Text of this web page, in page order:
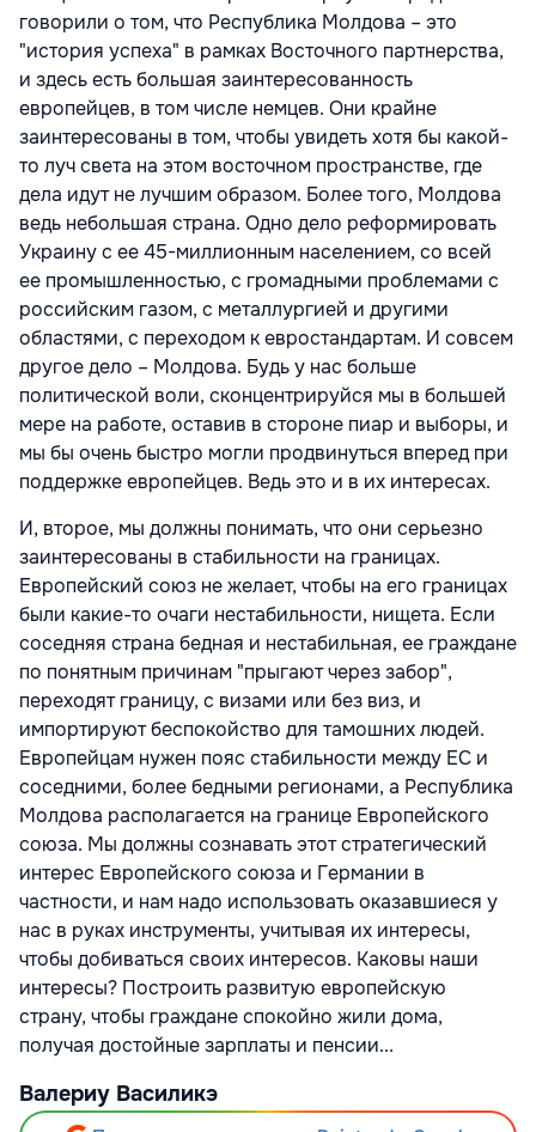
говорили о том, что Республика Молдова – это
"история успеха" в рамках Восточного партнерства,
и здесь есть большая заинтересованность
европейцев, в том числе немцев. Они крайне
заинтересованы в том, чтобы увидеть хотя бы какой-
то луч света на этом восточном пространстве, где
дела идут не лучшим образом. Более того, Молдова
ведь небольшая страна. Одно дело реформировать
Украину с ее 45-миллионным населением, со всей
ее промышленностью, с громадными проблемами с
российским газом, с металлургией и другими
областями, с переходом к евростандартам. И совсем
другое дело – Молдова. Будь у нас больше
политической воли, сконцентрируйся мы в большей
мере на работе, оставив в стороне пиар и выборы, и
мы бы очень быстро могли продвинуться вперед при
поддержке европейцев. Ведь это и в их интересах.
И, второе, мы должны понимать, что они серьезно
заинтересованы в стабильности на границах.
Европейский союз не желает, чтобы на его границах
были какие-то очаги нестабильности, нищета. Если
соседняя страна бедная и нестабильная, ее граждане
по понятным причинам "прыгают через забор",
переходят границу, с визами или без виз, и
импортируют беспокойство для тамошних людей.
Европейцам нужен пояс стабильности между ЕС и
соседними, более бедными регионами, а Республика
Молдова располагается на границе Европейского
союза. Мы должны сознавать этот стратегический
интерес Европейского союза и Германии в
частности, и нам надо использовать оказавшиеся у
нас в руках инструменты, учитывая их интересы,
чтобы добиваться своих интересов. Каковы наши
интересы? Построить развитую европейскую
страну, чтобы граждане спокойно жили дома,
получая достойные зарплаты и пенсии...
Валериу Василикэ